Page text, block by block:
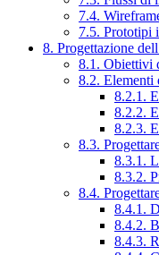
7.4.
7.5. Prototipi
8. Progettazione
8.1. Obiettivi
8.2. Elementi
8.2.1.
8.2.2.
8.2.3.
8.3.
8.3.1.
8.3.2.
8.4.
8.4.1.
8.4.2.
8.4.3.